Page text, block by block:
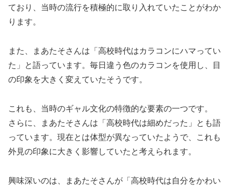
ており、当時の流行を積極的に取り入れていたことがわか
ります。
また、まあたそさんは「高校時代はカラコンにハマってい
た」と語っています。毎日違う色のカラコンを使用し、目
の印象を大きく変えていたそうです。
これも、当時のギャル文化の特徴的な要素の一つです。
さらに、まあたそさんは「高校時代は細めだった」とも語
っています。現在とは体型が異なっていたようで、これも
外見の印象に大きく影響していたと考えられます。
興味深いのは、まあたそさんが「高校時代は自分をかわい